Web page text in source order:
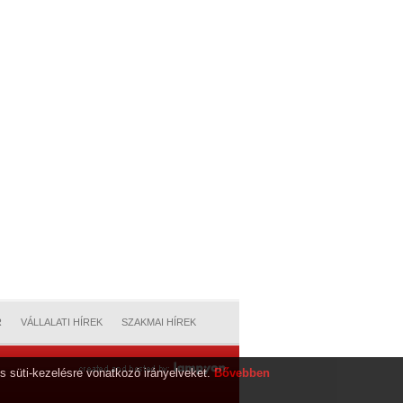
VÁLLALATI HÍREK SZAKMAI HÍREK
süti-kezelésre vonatkozó irányelveket.Bővebben